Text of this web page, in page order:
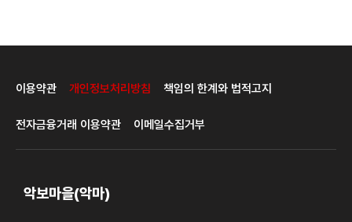
이용약관 개인정보처리방침 책임의 한계와 법적고지
전자금융거래 이용약관 이메일수집거부
악보마을(악마)